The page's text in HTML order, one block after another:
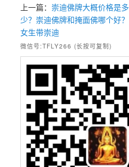
上一篇： 崇迪佛牌大概价格是多
少？崇迪佛牌和掩面佛哪个好？
女生带崇迪
微信号:TFLY266 (长按可复制)